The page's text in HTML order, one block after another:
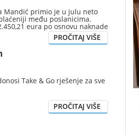
Mandić primio je u julu neto
među poslanicima.
eura po osnovu naknade
o julskim primanjima koje je
Take & Go rješenje za sve